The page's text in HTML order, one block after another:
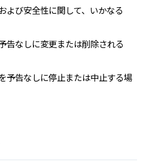
よび安全性に関して、いかなる
告なしに変更または削除される
予告なしに停止または中止する場